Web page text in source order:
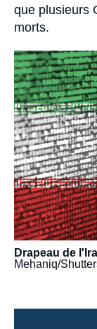
que plusieurs
morts.
Image
principale
médiatique
Drapeau de
Mehaniq/